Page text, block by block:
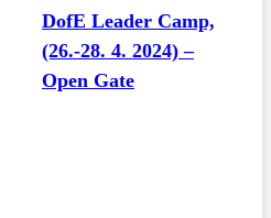
DofE Leader Camp,
(26.-28. 4. 2024) –
Open Gate